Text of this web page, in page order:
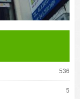
536
5